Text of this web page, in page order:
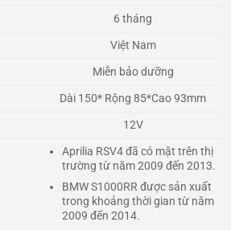
6 tháng
Việt Nam
Miễn bảo dưỡng
Dài 150* Rộng 85*Cao 93mm
12V
Aprilia RSV4 đã có mặt trên thị
trường từ năm 2009 đến 2013.
BMW S1000RR được sản xuất
trong khoảng thời gian từ năm
2009 đến 2014.